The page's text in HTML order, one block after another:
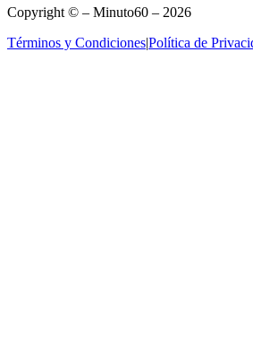
Copyright © – Minuto60 – 2026
Términos y Condiciones|Política de